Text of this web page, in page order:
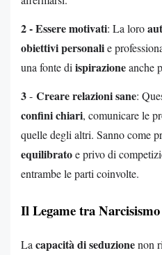
2 - Essere motivati: La loro
obiettivi personalie
una fonte di ispirazioneanche
3- Creare relazioni sane:
confini chiari, comunicare le
quelle degli altri. Sanno come
equilibratoe privo di
entrambe le parti coinvolte.
Il Legame tra Narcisismo
La capacità di seduzionenon